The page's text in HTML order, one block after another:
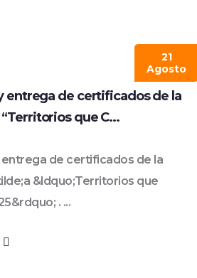
21
Agosto
entrega de certificados de la
que C...
entrega de certificados de la
&ldquo;Territorios que
. ...